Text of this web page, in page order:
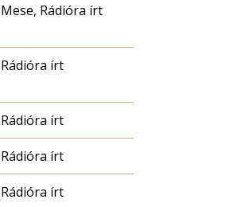
Mese, Rádióra írt
Rádióra írt
Rádióra írt
Rádióra írt
Rádióra írt